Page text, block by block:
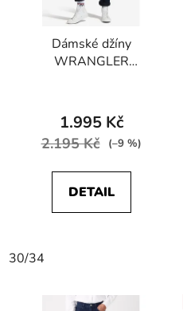
Dámské džíny
WRANGLER
Blueblack
hodnocení
produktu
z
1.995 Kč
2.195 Kč (–9 %)
DETAIL
30/34